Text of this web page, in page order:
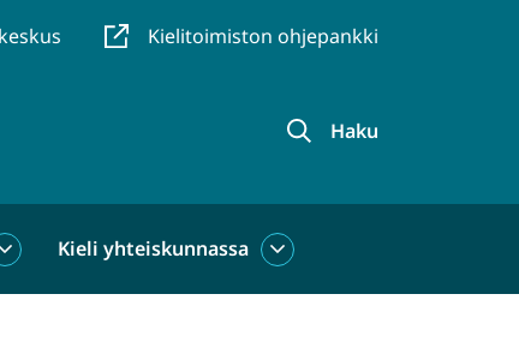
Kielitoimiston ohjepankki
Haku
Kieli
Kieli yhteiskunnassa
Kieli